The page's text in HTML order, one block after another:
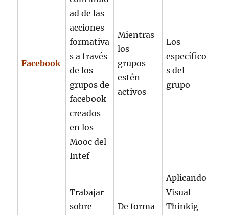
Facebook
ad de las
acciones
formativa
s a través
de los
grupos de
facebook
creados
en los
Mooc del
Intef
Mientras
los
grupos
estén
activos
Los
específico
s del
grupo
Trabajar
sobre
De forma
Aplicando
Visual
Thinkig